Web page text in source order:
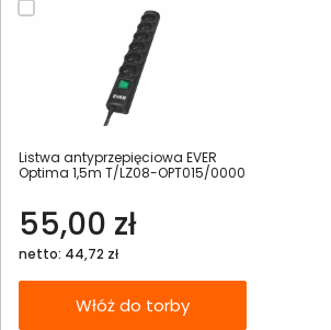
Listwa antyprzepięciowa EVER
Optima 1,5m T/LZ08-OPT015/0000
55,00 zł
netto: 44,72 zł
Włóż do torby